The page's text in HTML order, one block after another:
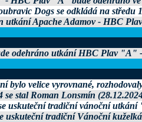
Dogs se odkládá na středu
utkání Apache Adamov - HBC
odehráno utkání HBC Plav
bylo velice vyrovnané,
se stal Roman Lonsmín
uskuteční tradiční vánoční
uskuteční tradiční Vánoční